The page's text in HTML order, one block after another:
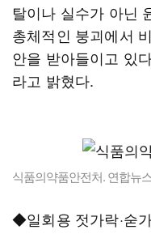
탈이나 실수가 아닌
총체적인 붕괴에서
안을 받아들이고 있
라고 밝혔다.
식품의약품안전처. 연합뉴
◆일회용 젓가락·숟